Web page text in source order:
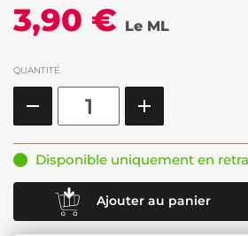
3,90 € Le ML
QUANTITÉ
Disponible uniquement en
Ajouter au panier